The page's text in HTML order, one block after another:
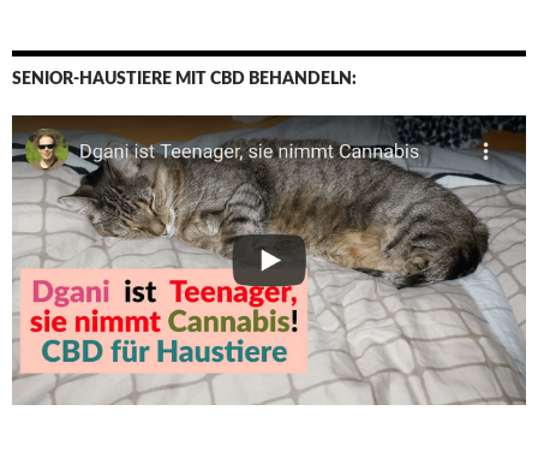
SENIOR-HAUSTIERE MIT CBD BEHANDELN: